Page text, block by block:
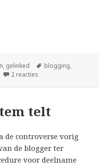
, gelinked Tags
blogging,
2 reacties
telt
de controverse vorig
de blogger ter
voor deelname